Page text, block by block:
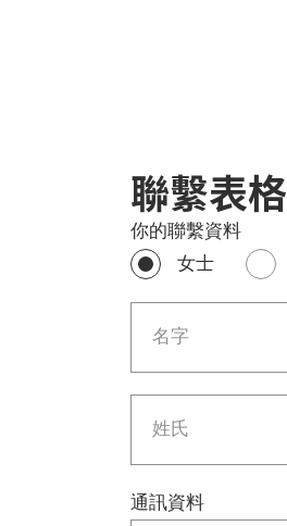
聯繫表格
你的聯繫資料
女士
名字
姓氏
通訊資料